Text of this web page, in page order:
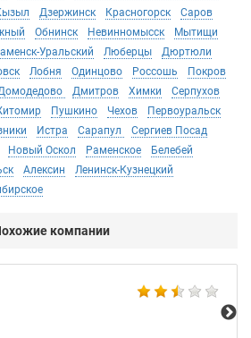
Дзержинск Красногорск
Саров
Обнинск Невинномысск
Мытищи
Уральский Люберцы
Дюртюли
Лобня Одинцово Россошь
Покров
Дмитров Химки
Серпухов
Пушкино Чехов
Первоуральск
Истра Сарапул
Сергиев Посад
Новый Оскол Раменское
Белебей
Алексин
Ленинск-Кузнецкий
компании